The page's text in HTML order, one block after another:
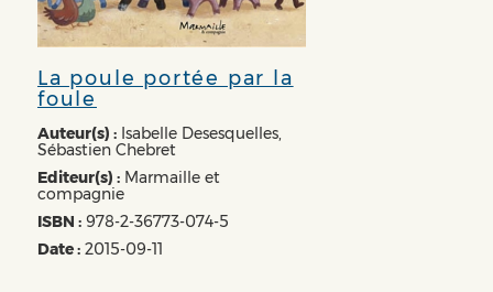
La poule portée par la
foule
Auteur(s) : Isabelle Desesquelles,
Sébastien Chebret
Editeur(s) : Marmaille et
compagnie
ISBN : 978-2-36773-074-5
Date : 2015-09-11